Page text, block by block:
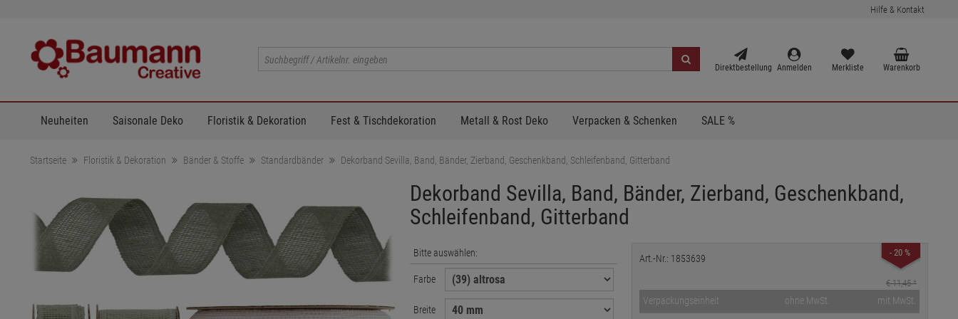
Hilfe & Kontakt
Direktbestellung Anmelden Merkliste Warenkorb
Neuheiten Saisonale Deko Floristik & Dekoration Fest & Tischdekoration Metall & Rost Deko Verpacken & Schenken SALE %
Startseite Floristik & Dekoration Bänder & Stoffe Standardbänder Dekorband Sevilla, Band, Bänder, Zierband, Geschenkband, Schleifenband, Gitterband
Dekorband Sevilla, Band, Bänder, Zierband, Geschenkband,
Schleifenband, Gitterband
Bitte auswählen:
Farbe
Breite
- 20 %
Art.-Nr.: 1853639
€ 11,45*
Verpackungseinheit ohne MwSt. mit MwSt.